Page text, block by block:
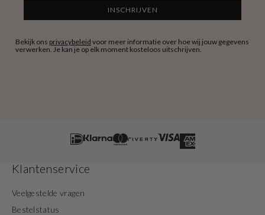
INSCHRIJVEN
Bekijk ons privacybeleid voor meer informatie over hoe wij jouw gegevens
verwerken. Je kan je op elk moment kosteloos uitschrijven.
Klantenservice
Veelgestelde vragen
Bestelstatus